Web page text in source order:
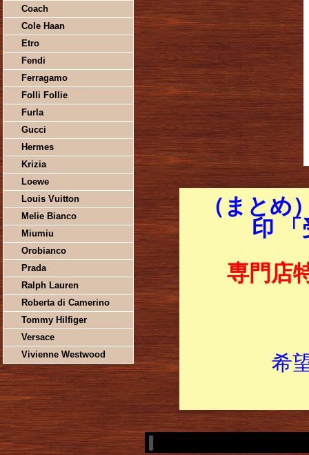
Coach
Cole Haan
Etro
Fendi
Ferragamo
Folli Follie
Furla
Gucci
Hermes
Krizia
Loewe
Louis Vuitton
Melie Bianco
Miumiu
Orobianco
Prada
Ralph Lauren
Roberta di Camerino
Tommy Hilfiger
Versace
Vivienne Westwood
（まとめ
印
専門店
希